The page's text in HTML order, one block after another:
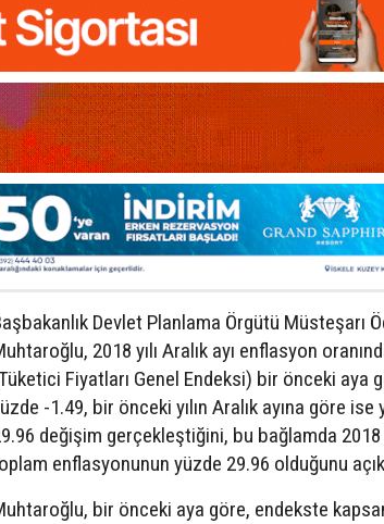
Devlet Planlama Örgütü Müsteşarı
2018 yılı Aralık ayı enflasyon
Fiyatları Genel Endeksi) bir önceki aya
-1.49, bir önceki yılın Aralık ayına göre ise
değişim gerçekleştiğini, bu bağlamda 2018
enflasyonunun yüzde 29.96 olduğunu
bir önceki aya göre, endekste